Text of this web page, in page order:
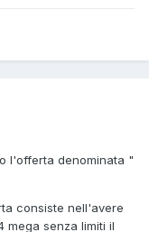
l'offerta denominata "
consiste nell'avere
senza limiti il